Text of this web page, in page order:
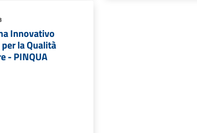
Innovativo
la Qualità
- PINQUA